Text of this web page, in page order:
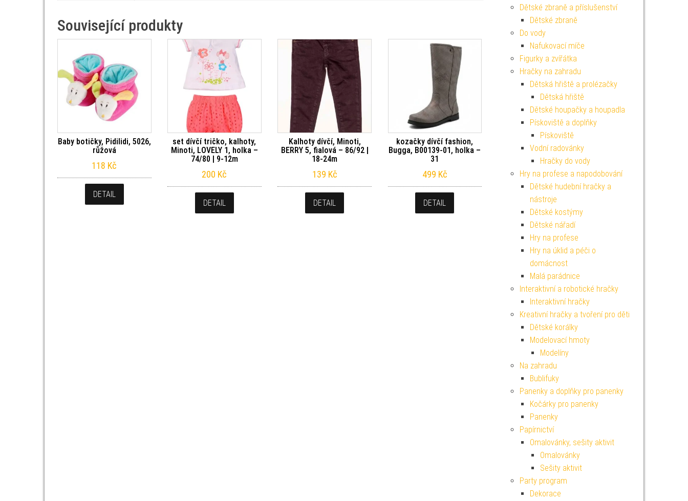
Související produkty
Baby botičky, Pidilidi, 5026,
růžová
118 Kč
DETAIL
set dívčí tričko, kalhoty,
Minoti, LOVELY 1, holka –
74/80 | 9-12m
200 Kč
DETAIL
Kalhoty dívčí, Minoti,
BERRY 5, fialová – 86/92 |
18-24m
139 Kč
DETAIL
kozačky dívčí fashion,
Bugga, B00139-01, holka –
31
499 Kč
DETAIL
Dětské zbraně a příslušenství
Dětské zbraně
Do vody
Nafukovací míče
Figurky a zvířátka
Hračky na zahradu
Dětská hřiště a prolézačky
Dětská hřiště
Dětské houpačky a houpadla
Pískoviště a doplňky
Pískoviště
Vodní radovánky
Hračky do vody
Hry na profese a napodobování
Dětské hudební hračky a
nástroje
Dětské kostýmy
Dětské nářadí
Hry na profese
Hry na úklid a péči o
domácnost
Malá parádnice
Interaktivní a robotické hračky
Interaktivní hračky
Kreativní hračky a tvoření pro děti
Dětské korálky
Modelovací hmoty
Modelíny
Na zahradu
Bublifuky
Panenky a doplňky pro panenky
Kočárky pro panenky
Panenky
Papírnictví
Omalovánky, sešity aktivit
Omalovánky
Sešity aktivit
Party program
Dekorace